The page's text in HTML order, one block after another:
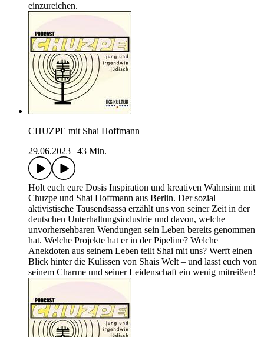
einzureichen.
CHUZPE mit Shai Hoffmann
29.06.2023
43 Min.
Holt euch eure Dosis Inspiration und kreativen Wahnsinn mit
Chuzpe und Shai Hoffmann aus Berlin. Der sozial
aktivistische Tausendsassa erzählt uns von seiner Zeit in der
deutschen Unterhaltungsindustrie und davon, welche
unvorhersehbaren Wendungen sein Leben bereits genommen
hat. Welche Projekte hat er in der Pipeline? Welche
Anekdoten aus seinem Leben teilt Shai mit uns? Werft einen
Blick hinter die Kulissen von Shais Welt – und lasst euch von
seinem Charme und seiner Leidenschaft ein wenig mitreißen!